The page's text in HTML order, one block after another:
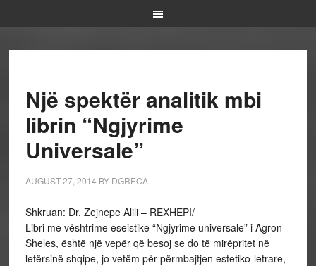
Një spektër analitik mbi
librin “Ngjyrime
Universale”
AUGUST 27, 2014 BY DGRECA
Shkruan: Dr. Zejnepe Alili – REXHEPI/
Libri me vështrime eseistike “Ngjyrime universale” i Agron
Sheles, është një vepër që besoj se do të mirëpritet në
letërsinë shqipe, jo vetëm për përmbajtjen estetiko-letrare,